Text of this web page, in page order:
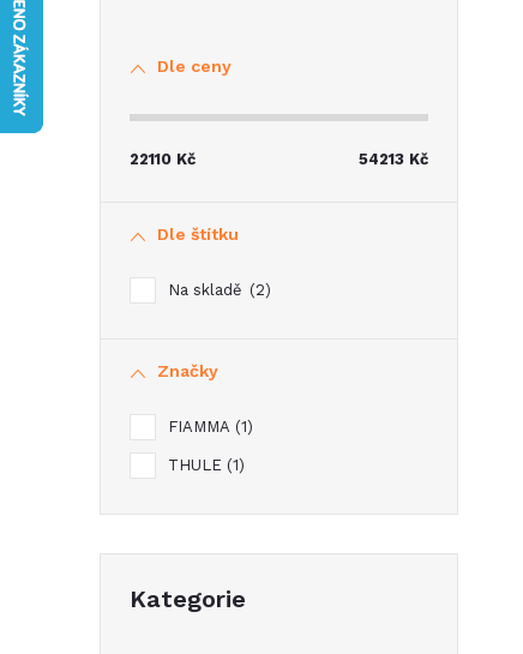
p
Dle ceny
22110 Kč 54213 Kč
Dle štítku
Na skladě 2
Značky
FIAMMA 1
THULE 1
kategorie
Kategorie